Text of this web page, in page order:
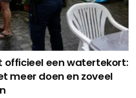
officieel een watertekort:
meer doen en zoveel